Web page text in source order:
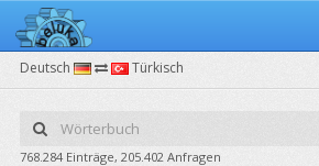
Deutsch Türkisch
768.284 Einträge, 205.402 Anfragen